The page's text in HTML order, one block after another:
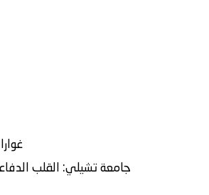
جامعة تشيلي: القلب